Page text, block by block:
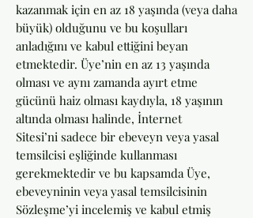
kazanmak için en az 18 yaşında (veya daha
büyük) olduğunu ve bu koşulları
anladığını ve kabul ettiğini beyan
etmektedir. Üye’nin en az 13 yaşında
olması ve aynı zamanda ayırt etme
gücünü haiz olması kaydıyla, 18 yaşının
altında olması halinde, İnternet
Sitesi’ni sadece bir ebeveyn veya yasal
temsilcisi eşliğinde kullanması
gerekmektedir ve bu kapsamda Üye,
ebeveyninin veya yasal temsilcisinin
Sözleşme’yi incelemiş ve kabul etmiş